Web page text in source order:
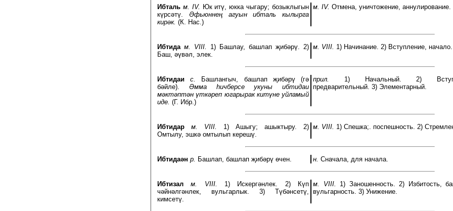
Ибталь м. IV. Юк итү, юкка чыгару; бозыклыгын
күрсәтү. Әфьюннең агуын ибталь кылырга
кирәк. (К. Нас.)
м. IV. Отмена, уничтожение, аннулирование.
Ибтида м. VIII.
1) Башлау, башлап җибәрү. 2)
Баш, әүвәл, элек.
м. VIII. 1) Начинание. 2) Вступление, начало.
Ибтидаи с.
Башлангыч, башлап җибәрү (гә
бәйле). Әмма һичберсе укуны ибтидаи
мәктәптән үткәреп югарырак китүне уйламый
иде. (Г. Ибр.)
прил.
1) Начальный. 2)
предварительный. 3) Элементарный.
Ибтидар м. VIII.
1) Ашыгу; ашыктыру. 2)
Омтылу, эшкә омтылып керешү.
м. VIII. 1) Спешка;. поспешность. 2)
Ибтидаән р. Башлап, башлап җибәрү өчен. н. Сначала, для начала.
Ибтизал м. VIII.
1) Искергәнлек. 2) Күп
чәйнәлгәнлек, вульгарлык. 3) Түбәнсетү,
кимсетү.
м. VIII. 1) Заношенность. 2) Избитость,
вульгарность. 3) Унижение.